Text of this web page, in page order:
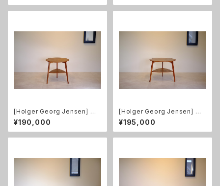
[Holger Georg Jensen] コ
ーヒーテーブル 小 チーク
¥190,000
[Holger Georg Jensen] コ
ーヒーテーブル 大 チーク
¥195,000